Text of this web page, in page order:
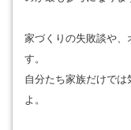
家づくりの失敗談や、
す。
自分たち家族だけで
よ。